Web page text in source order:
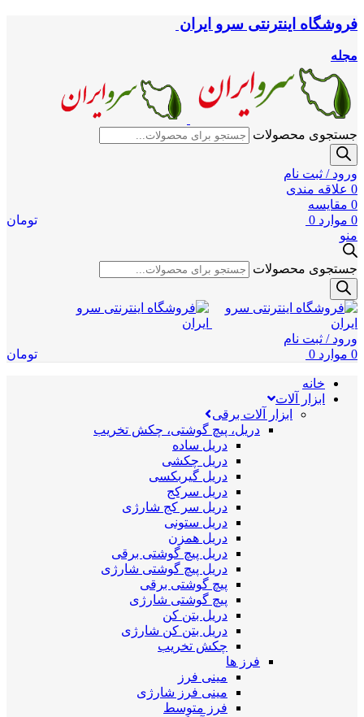
فروشگاه اینترنتی سرو ایران
مجله
جستجوی محصولات
ورود / ثبت نام
0 علاقه مندی
0 مقایسه
0 موارد 0
تومان
منو
جستجوی محصولات
ورود / ثبت نام
0 موارد 0 تومان
خانه
ابزار آلات
ابزار آلات برقی
دریل، پیچ گوشتی، چکش تخریب
دریل ساده
دریل چکشی
دریل گیربکسی
دریل سرکج
دریل سر کج شارژی
دریل ستونی
دریل همزن
دریل پیچ گوشتی برقی
دریل پیچ گوشتی شارژی
پیچ گوشتی برقی
پیچ گوشتی شارژی
دریل بتن کن
دریل بتن کن شارژی
چکش تخریب
فرز ها
مینی فرز
مینی فرز شارژی
فرز متوسط